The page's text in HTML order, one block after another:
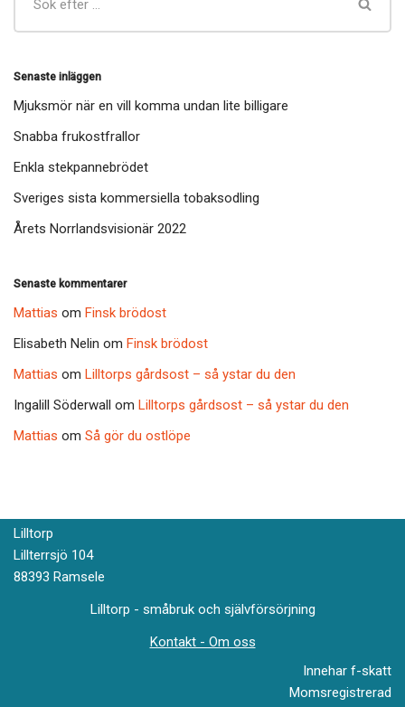
Senaste inläggen
Mjuksmör när en vill komma undan lite billigare
Snabba frukostfrallor
Enkla stekpannebrödet
Sveriges sista kommersiella tobaksodling
Årets Norrlandsvisionär 2022
Senaste kommentarer
Mattias om Finsk brödost
Elisabeth Nelin om Finsk brödost
Mattias om Lilltorps gårdsost – så ystar du den
Ingalill Söderwall om Lilltorps gårdsost – så ystar du den
Mattias om Så gör du ostlöpe
Lilltorp
Lillterrsjö 104
88393 Ramsele
Lilltorp - småbruk och självförsörjning
Kontakt - Om oss
Innehar f-skatt
Momsregistrerad